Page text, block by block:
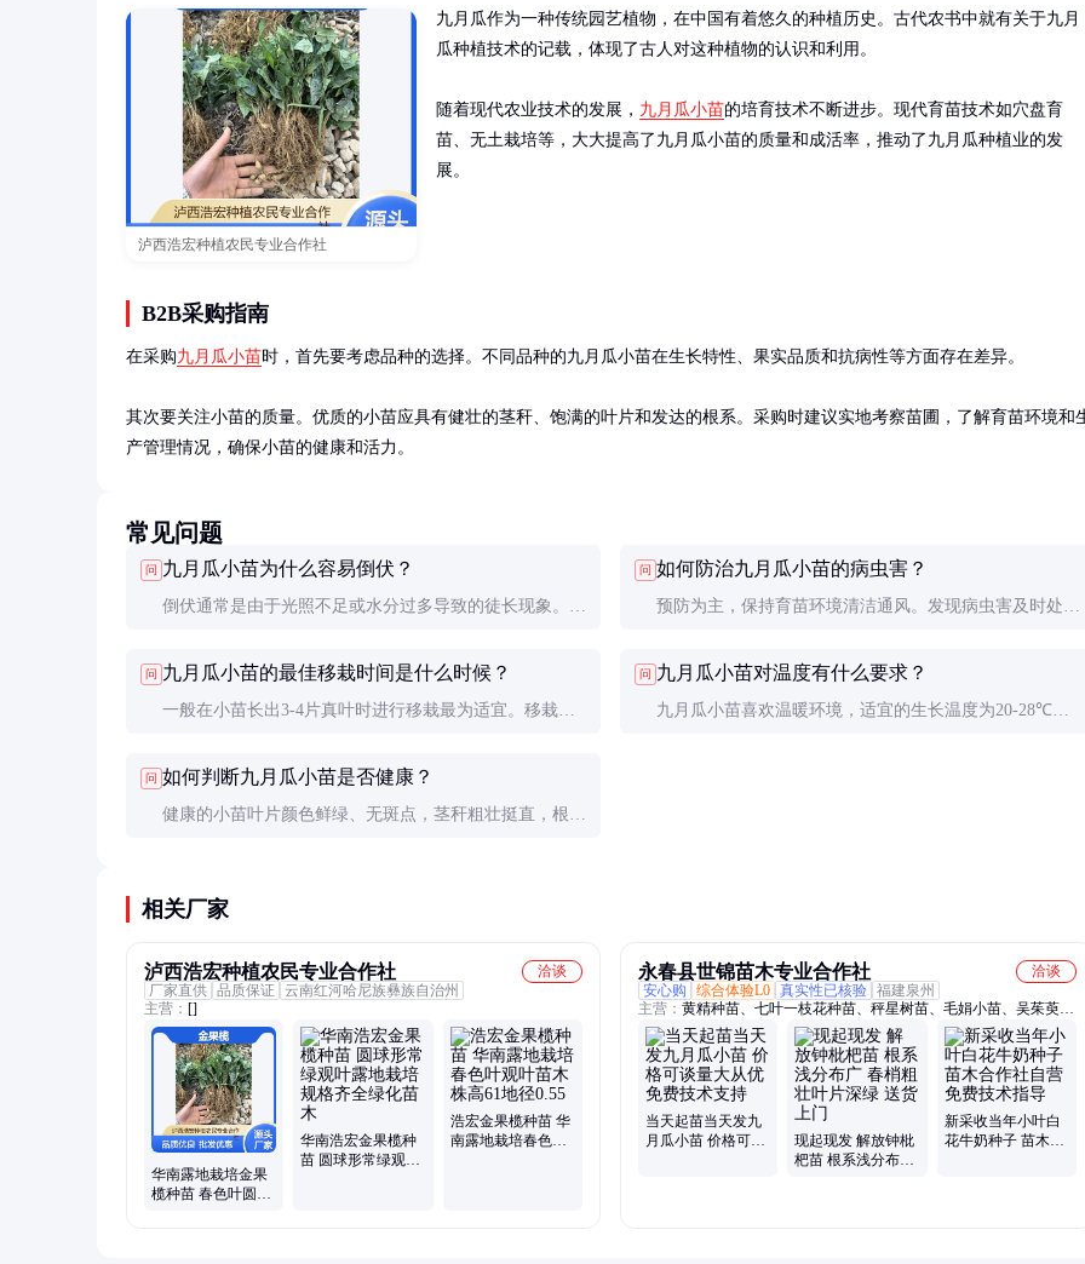
泸西浩宏种植农民专业合作社
九月瓜作为一种传统园艺植物，在中国有着悠久的种植历史。古代农书中就有关于九月
瓜种植技术的记载，体现了古人对这种植物的认识和利用。
随着现代农业技术的发展， 九月瓜小苗的培育技术不断进步。现代育苗技术如穴盘育
苗、无土栽培等，大大提高了九月瓜小苗的质量和成活率，推动了九月瓜种植业的发
展。
B2B采购指南
在采购九月瓜小苗时，首先要考虑品种的选择。不同品种的九月瓜小苗在生长特性、果实品质和抗病性等方面存在差异。
其次要关注小苗的质量。优质的小苗应具有健壮的茎秆、饱满的叶片和发达的根系。采购时建议实地考察苗圃，了解育苗环境和
产管理情况，确保小苗的健康和活力。
常见问题
问 九月瓜小苗为什么容易倒伏？
倒伏通常是由于光照不足或水分过多导致的徒长现象。解
支架支撑小苗。
问 如何防治九月瓜小苗的病虫害？
预防为主，保持育苗环境清洁通风。发现病虫害及时处
用方法，避免伤害小苗。
问 九月瓜小苗的最佳移栽时间是什么时候？
一般在小苗长出3-4片真叶时进行移栽最为适宜。移栽前
问 九月瓜小苗对温度有什么要求？
九月瓜小苗喜欢温暖环境，适宜的生长温度为20-28℃。
问 如何判断九月瓜小苗是否健康？
健康的小苗叶片颜色鲜绿、无斑点，茎秆粗壮挺直，根系
相关厂家
泸西浩宏种植农民专业合作社
洽谈
厂家直供 品质保证 云南红河哈尼族彝族自治州
主营： []
华南露地栽培金果
榄种苗 春色叶圆球
华南浩宏金果榄种
苗 圆球形常绿观叶
浩宏金果榄种苗 华
南露地栽培春色叶
永春县世锦苗木专业合作社
洽谈
安心购
综合体验L0 真实性已核验 福建泉州
主营： 黄精种苗、七叶一枝花种苗、秤星树苗、毛娟小苗、吴茱萸
苗、观音串种苗、土茯苓种苗、铁皮石斛种苗、金银花苗、木姜子树
苗、山苍子树苗、毛桃苗、塔松、红花油茶苗、金钱草种苗、板蓝根
种苗、牛大力种苗、五指毛桃种苗、金樱子苗、风流果苗、佛手苗、
白芨苗、大青叶苗、三叉苦苗、白花牛奶苗
当天起苗当天发九
月瓜小苗 价格可谈
现起现发 解放钟枇
杷苗 根系浅分布广
新采收当年小叶白
花牛奶种子 苗木合